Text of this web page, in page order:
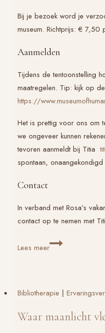
Bij je bezoek word je
museum. Richtprijs: € 7,50
Aanmelden
Tijdens de tentoonstelling
maatregelen. Tip: kijk op
https://
Het is prettig voor ons om
we ongeveer kunnen
tevoren aanmeldt bij Titia
spontaan,
Contact
In verband met Rosa’s
contact op te nemen met
Lees meer16
voor
foto-
Bibliotherapie |
Waar maanlicht